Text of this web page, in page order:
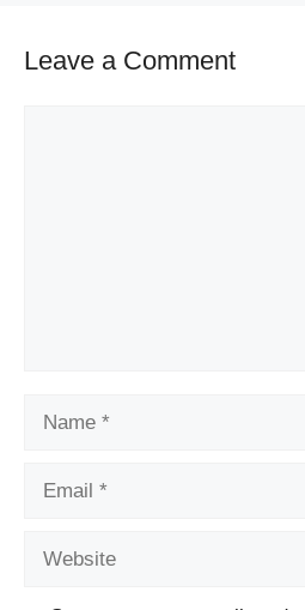
Leave a Comment
Name
Email
Website